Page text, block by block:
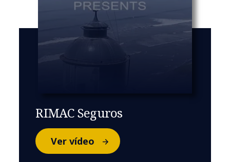
RIMAC Seguros
Ver vídeo